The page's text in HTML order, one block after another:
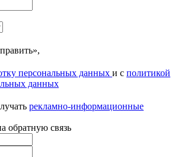
персональных данных и с политикой
данных
рекламно-информационные
обратную связь